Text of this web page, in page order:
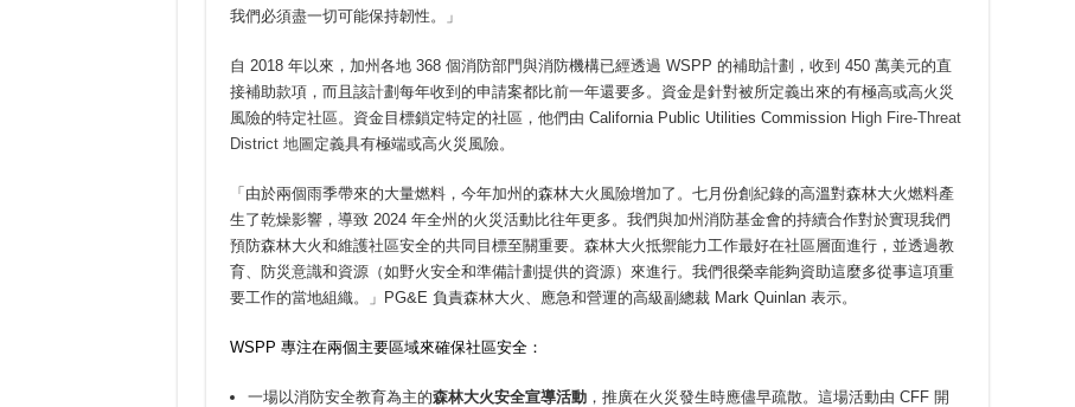
我們必須盡一切可能保持韌性。」
自 2018 年以來，加州各地 368 個消防部門與消防機構已經透過 WSPP 的補助計劃，收到 450 萬美元的直
接補助款項，而且該計劃每年收到的申請案都比前一年還要多。資金是針對被所定義出來的有極高或高火災
風險的特定社區。資金目標鎖定特定的社區，他們由 California Public Utilities Commission High Fire-Threat
District 地圖 定義具有極端或高火災風險。
「由於兩個雨季帶來的大量燃料，今年加州的森林大火風險增加了。七月份創紀錄的高溫對森林大火燃料產
生了乾燥影響，導致 2024 年全州的火災活動比往年更多。我們與加州消防基金會的持續合作對於實現我們
預防森林大火和維護社區安全的共同目標至關重要。森林大火抵禦能力工作最好在社區層面進行，並透過教
育、防災意識和資源（如野火安全和準備計劃提供的資源）來進行。我們很榮幸能夠資助這麼多從事這項重
要工作的當地組織。」PG&E 負責森林大火、應急和營運的高級副總裁 Mark Quinlan 表示。
WSPP 專注在兩個主要區域來確保社區安全：
一場以消防安全教育為主的森林大火安全宣導活動，推廣在火災發生時應儘早疏散。這場活動由 CFF 開